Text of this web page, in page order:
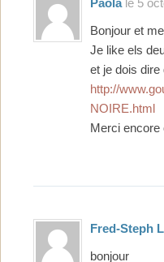
Bonjour et
Je like els
et je dois dire
http://
NOIRE.html
Merci encore
Fred-Steph
bonjour